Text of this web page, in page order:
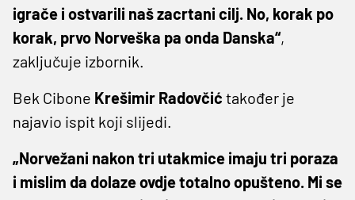
igrače i ostvarili naš zacrtani cilj. No, korak po
korak, prvo Norveška pa onda Danska“,
zaključuje izbornik.
Bek Cibone Krešimir Radovčić također je
najavio ispit koji slijedi.
„Norvežani nakon tri utakmice imaju tri poraza
i mislim da dolaze ovdje totalno opušteno. Mi se